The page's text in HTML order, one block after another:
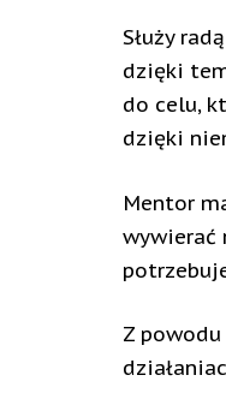
Służy
dzięki
do celu,
dzięki
Mentor
wywierać
Z